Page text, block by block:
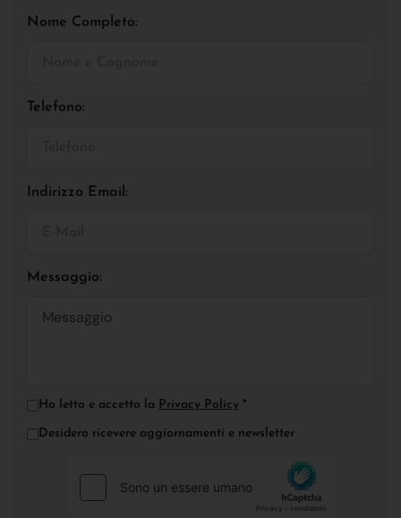
Nome Completo:
Telefono:
Indirizzo Email:
Messaggio:
Ho letto e accetto la Privacy Policy *
Desidero ricevere aggiornamenti e newsletter